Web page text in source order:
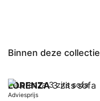
Binnen deze collectie
LORENZA3 zits sofa
Adviesprijs